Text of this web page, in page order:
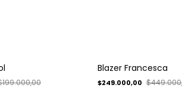
Envío gratis
Blazer Francesca
$249.000,00